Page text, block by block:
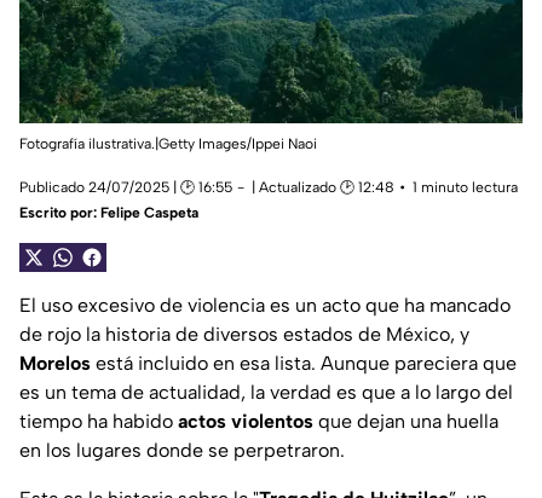
Fotografía ilustrativa.|Getty Images/Ippei Naoi
Publicado 24/07/2025 | 🕑 16:55 | Actualizado 🕑 12:48
1 minuto lectura
Escrito por: Felipe Caspeta
El uso excesivo de violencia es un acto que ha mancado
de rojo la historia de diversos estados de México, y
Morelos está incluido en esa lista. Aunque pareciera que
es un tema de actualidad, la verdad es que a lo largo del
tiempo ha habido actos violentos que dejan una huella
en los lugares donde se perpetraron.